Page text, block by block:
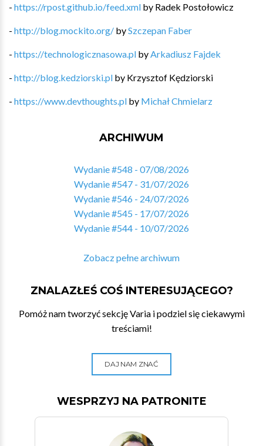
- https://rpost.github.io/feed.xml by Radek Postołowicz
- http://blog.mockito.org/ bySzczepan Faber
- https://technologicznasowa.pl by Arkadiusz Fajdek
- http://blog.kedziorski.pl by Krzysztof Kędziorski
- https://www.devthoughts.pl by Michał Chmielarz
ARCHIWUM
Wydanie #548 - 07/08/2026
Wydanie #547 - 31/07/2026
Wydanie #546 - 24/07/2026
Wydanie #545 - 17/07/2026
Wydanie #544 - 10/07/2026
Zobacz pełne archiwum
ZNALAZŁEŚ COŚ INTERESUJĄCEGO?
Pomóż nam tworzyć sekcję Varia i podziel się ciekawymi
treściami!
DAJ NAM ZNAĆ
WESPRZYJ NA PATRONITE